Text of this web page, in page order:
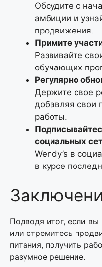
Обсудите с
амбиции и
продвижения.
Примите
Развивайте
обучающих
Регулярно
Держите свое
добавляя свои
работы.
социальных
Wendy’s в
в курсе
Подводя итог, если
или стремитесь
питания, получить
разумное решение.